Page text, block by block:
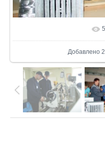
В реальном
Добавлено